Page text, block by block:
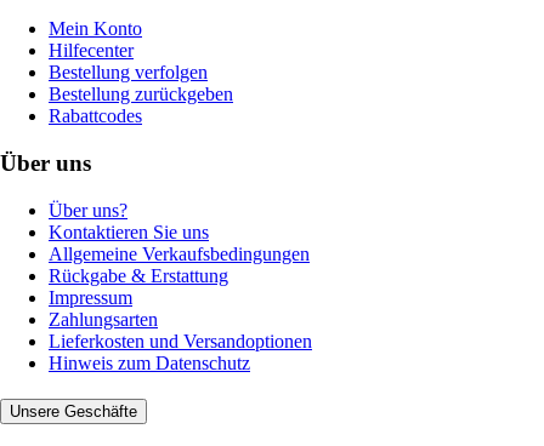
Mein Konto
Hilfecenter
Bestellung verfolgen
Bestellung zurückgeben
Rabattcodes
Über uns
Über uns?
Kontaktieren Sie uns
Allgemeine Verkaufsbedingungen
Rückgabe & Erstattung
Impressum
Zahlungsarten
Lieferkosten und Versandoptionen
Hinweis zum Datenschutz
Unsere Geschäfte